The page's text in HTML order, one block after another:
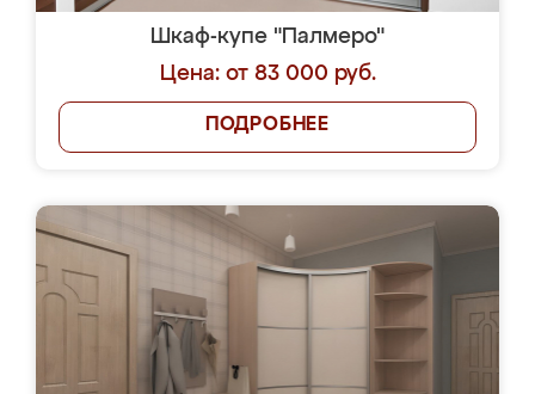
Шкаф-купе "Палмеро"
Цена: от 83 000 руб.
ПОДРОБНЕЕ